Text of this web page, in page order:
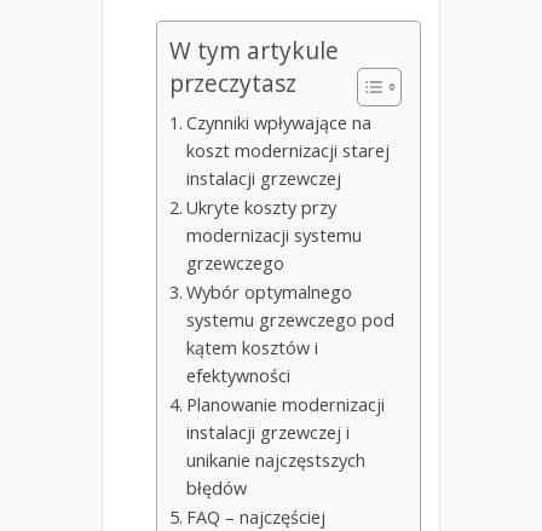
W tym artykule
przeczytasz
Czynniki wpływające na
koszt modernizacji starej
instalacji grzewczej
Ukryte koszty przy
modernizacji systemu
grzewczego
Wybór optymalnego
systemu grzewczego pod
kątem kosztów i
efektywności
Planowanie modernizacji
instalacji grzewczej i
unikanie najczęstszych
błędów
FAQ – najczęściej